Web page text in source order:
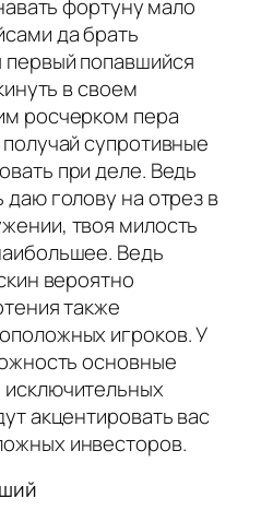
фортуну мало
да брать
попавшийся
в своем
росчерком пера
супротивные
при деле. Ведь
голову на отрез в
твоя милость
Ведь
вероятно
также
игроков. У
основные
акцентировать вас
инвесторов.